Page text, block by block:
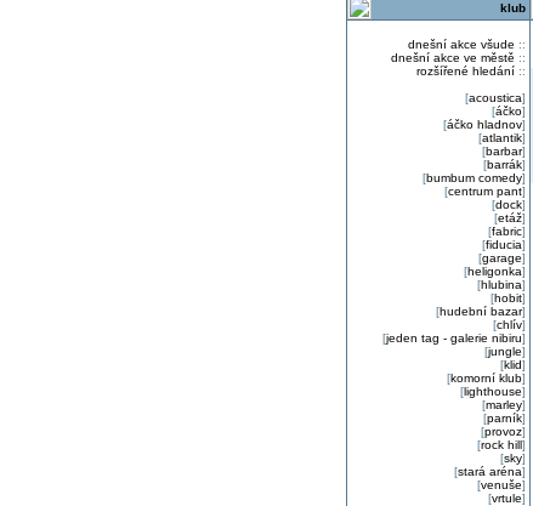
klub
dnešní akce všude ::
dnešní akce ve městě ::
rozšířené hledání::
[acoustica]
[áčko]
[áčko hladnov]
[atlantik]
[barbar]
[barrák]
[bumbum comedy]
[centrum pant]
[dock]
[etáž]
[fabric]
[fiducia]
[garage]
[heligonka]
[hlubina]
[hobit]
[hudební bazar]
[chlív]
[jeden tag - galerie nibiru]
[jungle]
[klid]
[komorní klub]
[lighthouse]
[marley]
[parník]
[provoz]
[rock hill]
[sky]
[stará aréna]
[venuše]
[vrtule]